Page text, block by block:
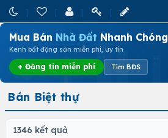
Mua Bán Nhà Đất Nhanh Chóng
Kênh bất động sản miễn phí, uy tín
+ Đăng tin miễn phí Tìm BĐS
Bán Biệt thự
1346 kết quả